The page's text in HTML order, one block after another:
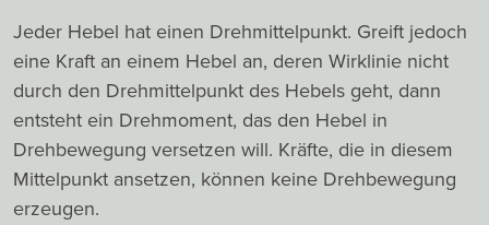
Jeder Hebel hat einen Drehmittelpunkt. Greift jedoch
eine Kraft an einem Hebel an, deren Wirklinie nicht
durch den Drehmittelpunkt des Hebels geht, dann
entsteht ein Drehmoment, das den Hebel in
Drehbewegung versetzen will. Kräfte, die in diesem
Mittelpunkt ansetzen, können keine Drehbewegung
erzeugen.